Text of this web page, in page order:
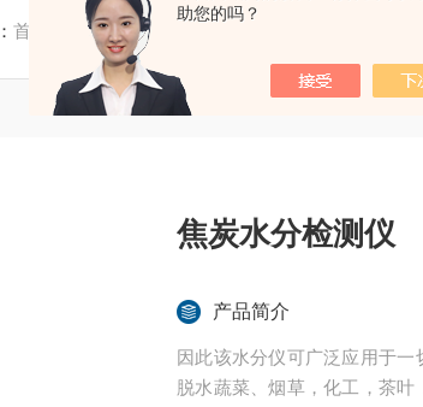
助您的吗？
首页 产品中心/
焦炭水分检测仪
产品简介
因此该水分仪可广泛应用于一
脱水蔬菜、烟草，化工，茶